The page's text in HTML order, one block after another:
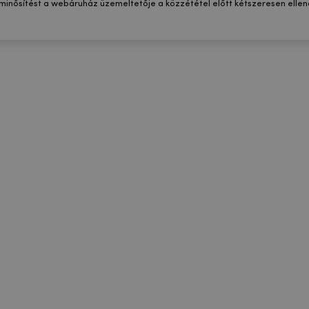
a webáruház üzemeltetője a közzététel előtt kétszeresen